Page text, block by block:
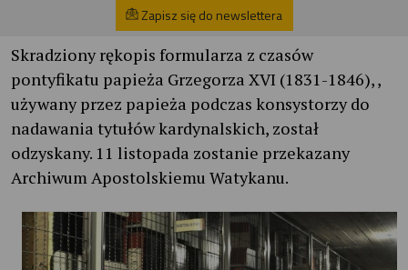
Zapisz się do newslettera
Skradziony rękopis formularza z czasów
pontyfikatu papieża Grzegorza XVI (1831-1846), ,
używany przez papieża podczas konsystorzy do
nadawania tytułów kardynalskich, został
odzyskany. 11 listopada zostanie przekazany
Archiwum Apostolskiemu Watykanu.